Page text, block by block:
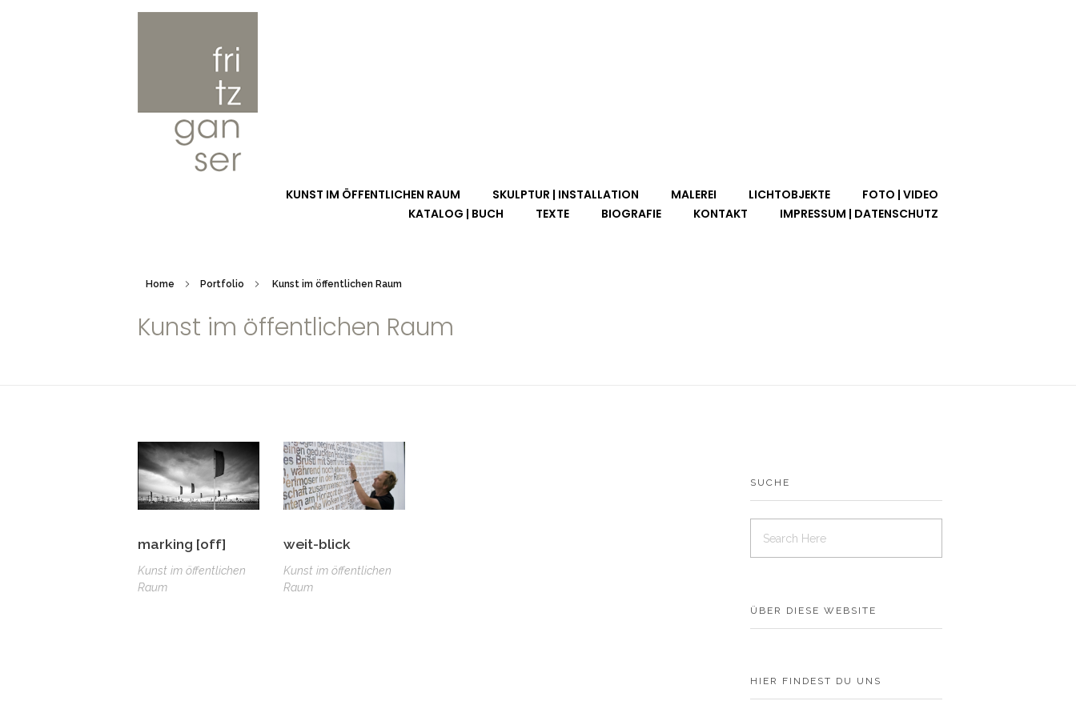
KUNST IM ÖFFENTLICHEN RAUM SKULPTUR | INSTALLATION MALEREI LICHTOBJEKTE
FOTO | VIDEO
KATALOG | BUCH
TEXTE BIOGRAFIE KONTAKT IMPRESSUM | DATENSCHUTZ
Home Portfolio Kunst im öffentlichen Raum
Kunst im öffentlichen Raum
marking [off]
Kunst im öffentlichen
Raum
weit-blick
Kunst im öffentlichen
Raum
SUCHE
ÜBER DIESE WEBSITE
HIER FINDEST DU UNS